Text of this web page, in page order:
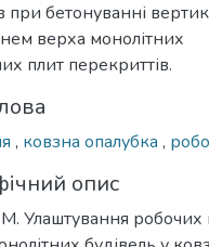
при бетонуванні
верха монолітних
плит перекриттів.
, ковзна опалубка ,
опис
Улаштування робочих